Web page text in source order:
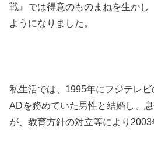
戦』では得意のものまねを生かし
ようになりました。
私生活では、1995年にフジテレ
ADを務めていた男性と結婚し、
が、教育方針の対立等により2003